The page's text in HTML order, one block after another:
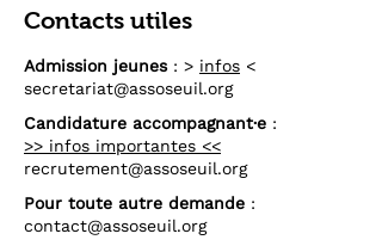
Contacts utiles
Admission jeunes: > infos <
secretariat@assoseuil.org
Candidature accompagnant·e :
>> infos importantes <<
recrutement@assoseuil.org
Pour toute autre demande :
contact@assoseuil.org